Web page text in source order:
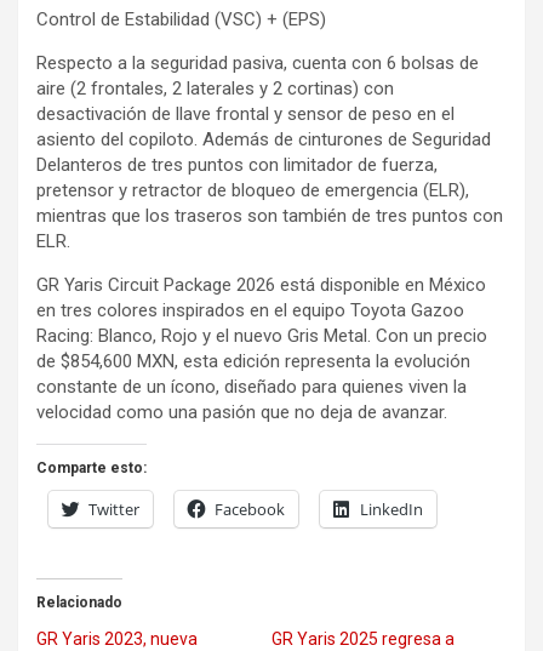
Control de Estabilidad (VSC) + (EPS)
Respecto a la seguridad pasiva, cuenta con 6 bolsas de
aire (2 frontales, 2 laterales y 2 cortinas) con
desactivación de llave frontal y sensor de peso en el
asiento del copiloto. Además de cinturones de Seguridad
Delanteros de tres puntos con limitador de fuerza,
pretensor y retractor de bloqueo de emergencia (ELR),
mientras que los traseros son también de tres puntos con
ELR.
GR Yaris Circuit Package 2026 está disponible en México
en tres colores inspirados en el equipo Toyota Gazoo
Racing: Blanco, Rojo y el nuevo Gris Metal. Con un precio
de $854,600 MXN, esta edición representa la evolución
constante de un ícono, diseñado para quienes viven la
velocidad como una pasión que no deja de avanzar.
Comparte esto:
Twitter Facebook LinkedIn
Relacionado
GR Yaris 2023, nueva
GR Yaris 2025 regresa a